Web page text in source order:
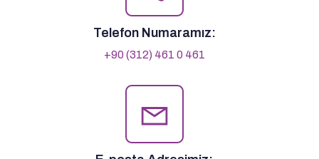
Telefon Numaramız:
+90 (312) 461 0 461